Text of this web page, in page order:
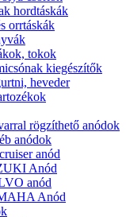
hordtáskák
orrtáskák
tokok
kiegészítők
heveder
rögzíthető anódok
anódok
anód
Anód
anód
Anód